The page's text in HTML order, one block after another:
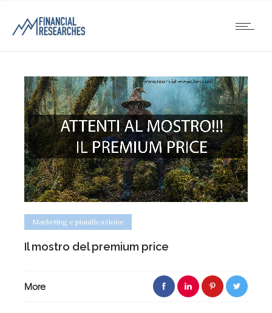
Marketing e pianificazione
Il mostro del premium price
More